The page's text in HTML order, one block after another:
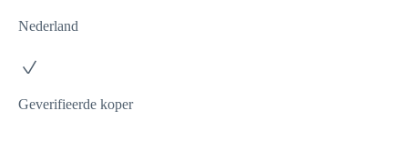
Nederland
Geverifieerde koper